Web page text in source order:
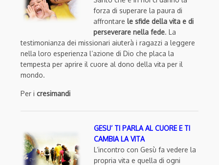
forza di superare la paura di
affrontare le sfide della vita e di
perseverare nella fede. La
testimonianza dei missionari aiuterà i ragazzi a leggere
nella loro esperienza l’azione di Dio che placa la
tempesta per aprire il cuore al dono della vita per il
mondo.
Per i cresimandi
GESU’ TI PARLA AL CUORE E TI
CAMBIA LA VITA
L’incontro con Gesù fa vedere la
propria vita e quella di ogni